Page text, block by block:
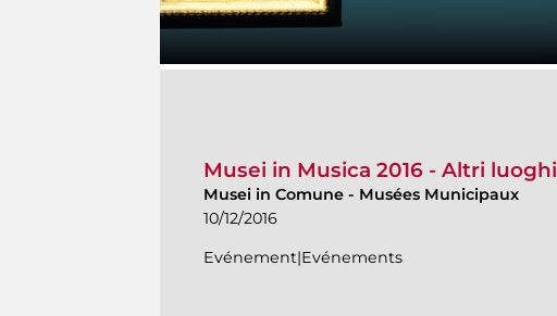
Musei in Musica 2016 - Altri luoghi
Musei in Comune - Musées Municipaux
10/12/2016
Evénement|Evénements